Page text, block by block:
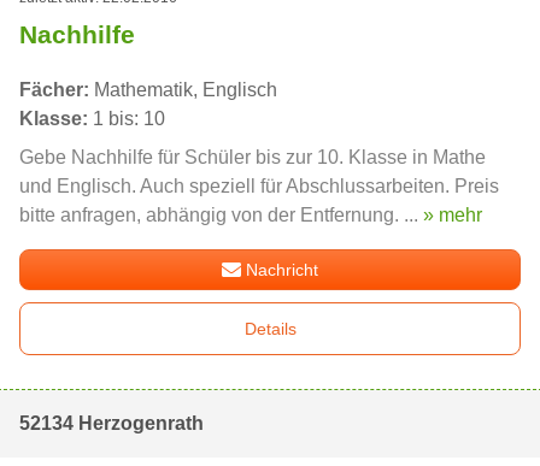
Nachhilfe
Fächer: Mathematik, Englisch
Klasse: 1 bis: 10
Gebe Nachhilfe für Schüler bis zur 10. Klasse in Mathe
und Englisch. Auch speziell für Abschlussarbeiten. Preis
bitte anfragen, abhängig von der Entfernung. ... » mehr
Nachricht
Details
52134 Herzogenrath